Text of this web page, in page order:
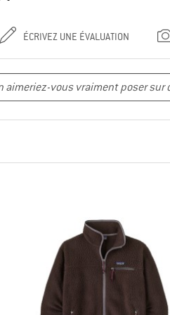
ÉCRIVEZ UNE ÉVALUATION